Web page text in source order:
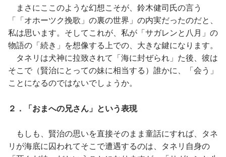
まさにここのような幻想こそが、鈴木健司氏の言う
「「オホーツク挽歌」の裏の世界」の内実だったのだと、
私は思います。そしてこれが、私が「サガレンと八月」の
物語の「続き」を想像する上での、大きな鍵になります。
タネリは犬神に拉致されて「海に封ぜられ」た後、彼は
そこで（賢治にとっての妹に相当する）誰かに、「会う」
ことになるのではないでしょうか。
２．「おまへの兄さん」という表現
もしも、賢治の思いを直接そのまま童話にすれば、タネ
リが海底に囚われてそこで遭遇するのは、タネリ自身の